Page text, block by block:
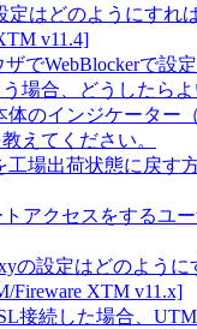
定はどのようにすれ
v11.4]
ザでWebBlockerで設
場合、どうしたらよ
体のインジケーター
えてください。
工場出荷状態に戻す
アクセスをするユ
の設定はどのよう
Fireware XTM v11.x]
接続した場合、